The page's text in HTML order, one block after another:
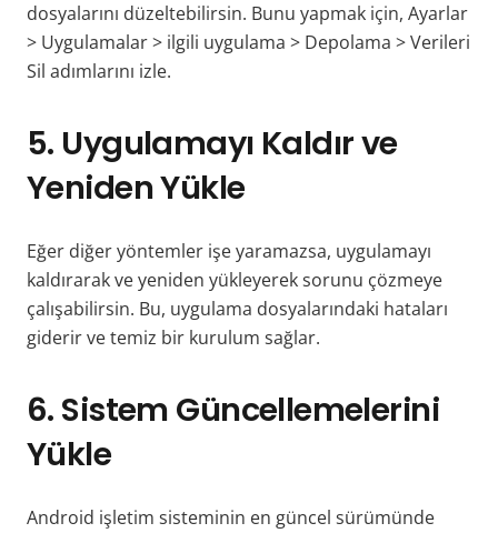
dosyalarını düzeltebilirsin. Bunu yapmak için, Ayarlar
> Uygulamalar > ilgili uygulama > Depolama > Verileri
Sil adımlarını izle.
5. Uygulamayı Kaldır ve
Yeniden Yükle
Eğer diğer yöntemler işe yaramazsa, uygulamayı
kaldırarak ve yeniden yükleyerek sorunu çözmeye
çalışabilirsin. Bu, uygulama dosyalarındaki hataları
giderir ve temiz bir kurulum sağlar.
6. Sistem Güncellemelerini
Yükle
Android işletim sisteminin en güncel sürümünde